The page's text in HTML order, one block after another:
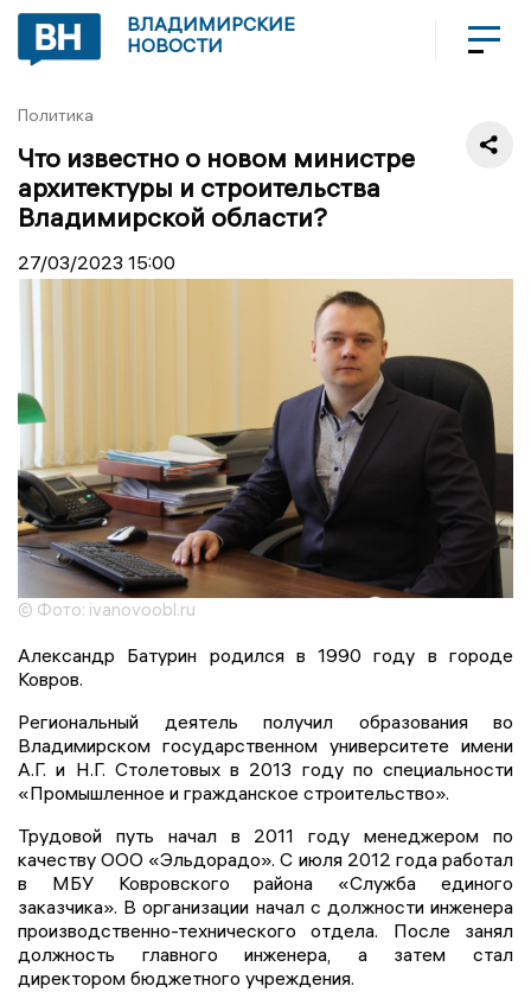
ВЛАДИМИРСКИЕ
НОВОСТИ
Политика
Что известно о новом министре
архитектуры и строительства
Владимирской области?
27/03/2023 15:00
© Фото: ivanovoobl.ru
Александр Батурин родился в 1990 году в городе
Ковров.
Региональный деятель получил образования во
Владимирском государственном университете имени
А.Г. и Н.Г. Столетовых в 2013 году по специальности
«Промышленное и гражданское строительство».
Трудовой путь начал в 2011 году менеджером по
качеству ООО «Эльдорадо». С июля 2012 года работал
в МБУ Ковровского района «Служба единого
заказчика». В организации начал с должности инженера
производственно-технического отдела. После занял
должность главного инженера, а затем стал
директором бюджетного учреждения.